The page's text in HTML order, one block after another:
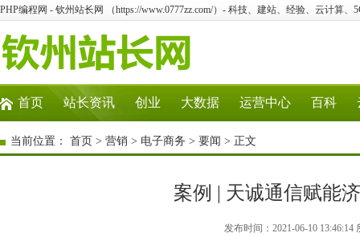
PHP编程网 - 钦州站长网 （https://www.0777zz.com/）- 科技、建站、经验、云计算、
首页 站长资讯 创业 大数据 运营中心 百科
当前位置： 首页 > 营销 > 电子商务 > 要闻 > 正文
案例 | 天诚通信赋能
发布时间：2021-06-10